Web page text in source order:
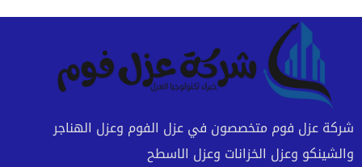
شركة عزل فوم متخصصون في عزل الفوم وعزل الهناجر
والشينكو وعزل الخزانات وعزل الاسطح